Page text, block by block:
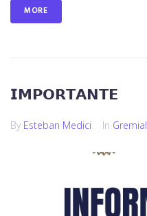
MORE
𝗜𝗠𝗣𝗢𝗥𝗧𝗔𝗡𝗧𝗘
By Esteban Medici In Gremial